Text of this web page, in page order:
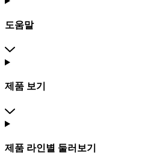
도움말
제품 보기
제품 라인별 둘러보기